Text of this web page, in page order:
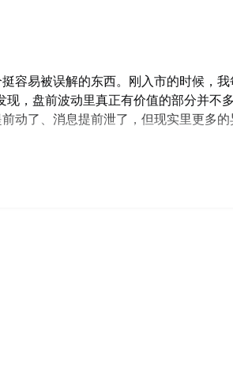
容易被误解的东西。刚入市的时候，
现，盘前波动里真正有价值的部分并不
动了、消息提前泄了，但现实里更多
据中心、清算端出现一点技术问题，盘